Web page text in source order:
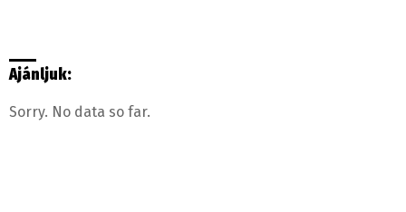
Ajánljuk:
Sorry. No data so far.